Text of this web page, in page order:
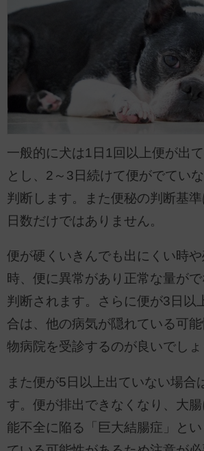
一般的に犬は1日1回以上便が出
とし、2～3日続けて便がでてい
判断します。また便秘の判断基
日数だけではありません。
便が硬くいきんでも出にくい時
時、便に異常があり正常な量が
判断されます。さらに便が3日以
合は、他の病気が隠れている可
物病院を受診するのが良いでしょ
また便が5日以上出ていない場合
す。便が排出できなくなり、大
能不全に陥る「巨大結腸症」と